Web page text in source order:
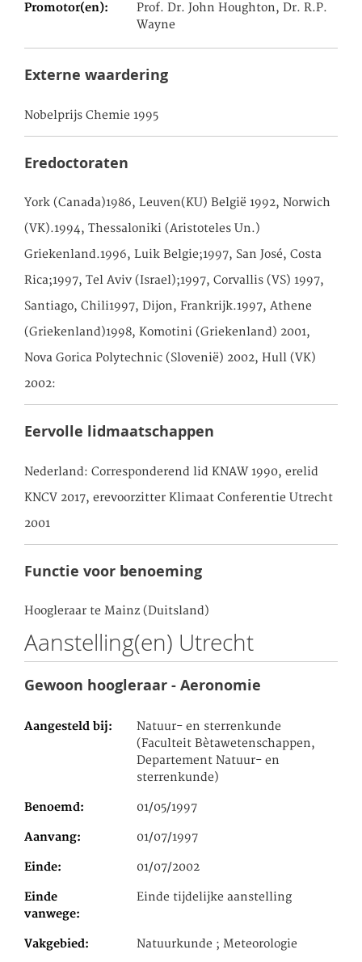
Promotor(en)
Prof. Dr. John Houghton, Dr. R.P.
Wayne
Externe waardering
Nobelprijs Chemie 1995
Eredoctoraten
York (Canada)1986, Leuven(KU) België 1992, Norwich
(VK).1994, Thessaloniki (Aristoteles Un.)
Griekenland.1996, Luik Belgie;1997, San José, Costa
Rica;1997, Tel Aviv (Israel);1997, Corvallis (VS) 1997,
Santiago, Chili1997, Dijon, Frankrijk.1997, Athene
(Griekenland)1998, Komotini (Griekenland) 2001,
Nova Gorica Polytechnic (Slovenië) 2002, Hull (VK)
2002:
Eervolle lidmaatschappen
Nederland: Corresponderend lid KNAW 1990, erelid
KNCV 2017, erevoorzitter Klimaat Conferentie Utrecht
2001
Functie voor benoeming
Hoogleraar te Mainz (Duitsland)
Aanstelling(en) Utrecht
Gewoon hoogleraar - Aeronomie
Aangesteld bij
Natuur- en sterrenkunde
(Faculteit Bètawetenschappen,
Departement Natuur- en
sterrenkunde)
Benoemd 01/05/1997
Aanvang 01/07/1997
Einde 01/07/2002
Einde
vanwege
Einde tijdelijke aanstelling
Vakgebied Natuurkunde ; Meteorologie